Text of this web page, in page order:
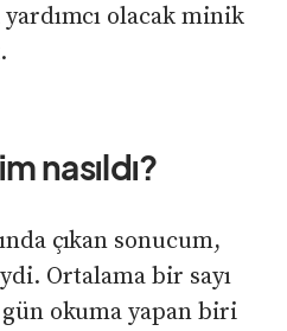
yardımcı olacak minik
nasıldı?
çıkan sonucum,
Ortalama bir sayı
okuma yapan biri